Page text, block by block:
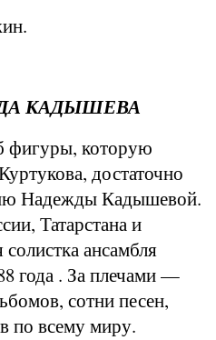
КАДЫШЕВА
фигуры, которую
достаточно
Надежды Кадышевой.
Татарстана и
ансамбля
года . За плечами —
сотни песен,
по всему миру.